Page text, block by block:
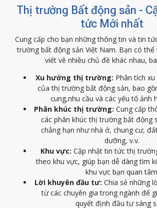
Thị trường Bất động sản -
tức Mới nhất
Cung cấp cho bạn những thông tin và tin
trường bất động sản Việt Nam. Bạn có thể
viết về nhiều chủ đề khác nhau,
Xu hướng thị trường: Phân tích
của thị trường bất động sản, bao
cung,nhu cầu và các yếu tố ảnh
Phân khúc thị trường: Cung cấp
các phân khúc thị trường bất động
chẳng hạn như nhà ở, chung cư,
dưỡng, v.v.
Khu vực: Cập nhật tin tức thị
theo khu vực, giúp bạn dễ dàng tìm
khu vực bạn quan
Lời khuyên đầu tư: Chia sẻ những
từ các chuyên gia trong ngành để
quyết định đầu tư sáng